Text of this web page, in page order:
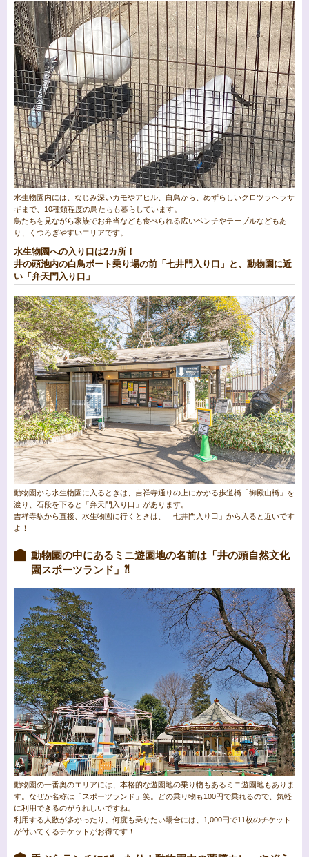
水生物園内には、なじみ深いカモやアヒル、白鳥から、めずらしいクロツラヘラサ
ギまで、10種類程度の鳥たちも暮らしています。
鳥たちを見ながら家族でお弁当なども食べられる広いベンチやテーブルなどもあ
り、くつろぎやすいエリアです。
水生物園への入り口は2カ所！
井の頭池内の白鳥ボート乗り場の前「七井門入り口」と、動物園に近
い「弁天門入り口」
動物園から水生物園に入るときは、吉祥寺通りの上にかかる歩道橋「御殿山橋」を
渡り、石段を下ると「弁天門入り口」があります。
吉祥寺駅から直接、水生物園に行くときは、「七井門入り口」から入ると近いです
よ！
動物園の中にあるミニ遊園地の名前は「井の頭自然文化
園スポーツランド」⁈
動物園の一番奥のエリアには、本格的な遊園地の乗り物もあるミニ遊園地もありま
す。なぜか名称は「スポーツランド」笑。どの乗り物も100円で乗れるので、気軽
に利用できるのがうれしいですね。
利用する人数が多かったり、何度も乗りたい場合には、1,000円で11枚のチケット
が付いてくるチケットがお得です！